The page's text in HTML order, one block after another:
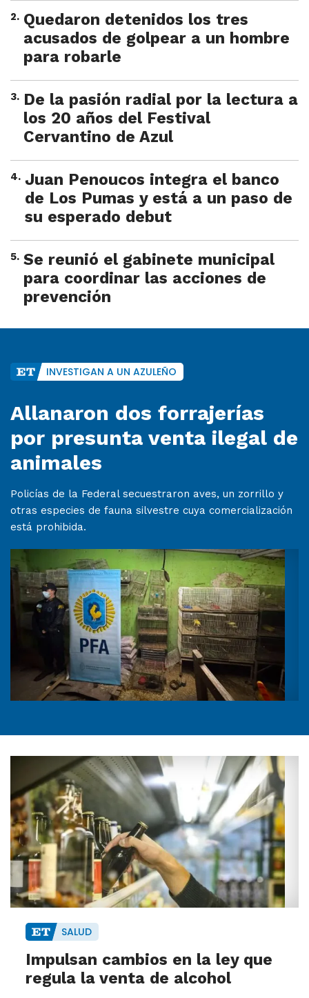
2. Quedaron detenidos los tres
acusados de golpear a un hombre
para robarle
3. De la pasión radial por la lectura a
los 20 años del Festival
Cervantino de Azul
4. Juan Penoucos integra el banco
de Los Pumas y está a un paso de
su esperado debut
5. Se reunió el gabinete municipal
para coordinar las acciones de
prevención
INVESTIGAN A UN AZULEÑO
Allanaron dos forrajerías
por presunta venta ilegal de
animales
Policías de la Federal secuestraron aves, un zorrillo y
otras especies de fauna silvestre cuya comercialización
está prohibida.
SALUD
Impulsan cambios en la ley que
regula la venta de alcohol